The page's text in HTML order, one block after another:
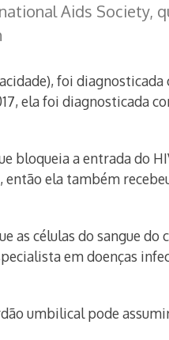
Aids Society,
foi diagnosticada
ela foi diagnosticada
bloqueia a entrada do
então ela também
as células do sangue do
em doenças
umbilical pode